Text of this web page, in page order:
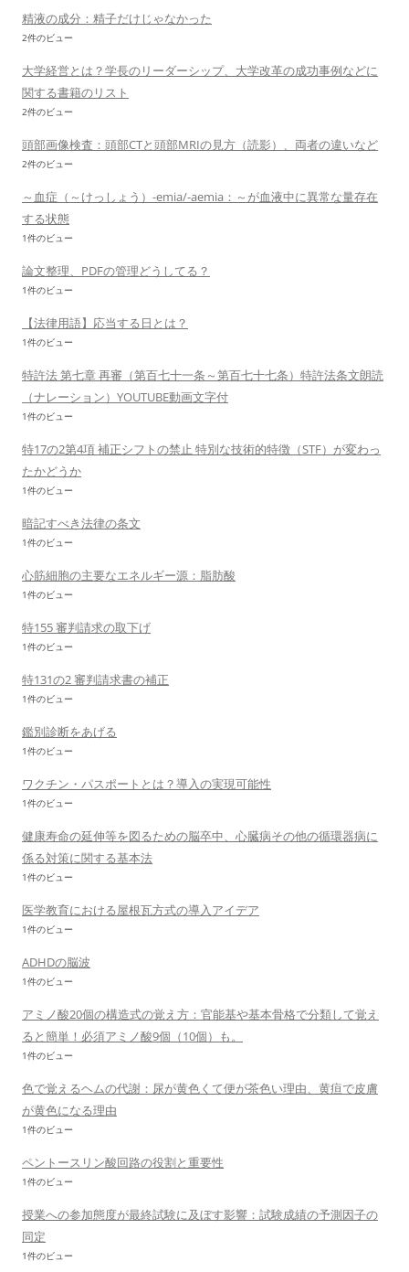
精液の成分：精子だけじゃなかった
2件のビュー
大学経営とは？学長のリーダーシップ、大学改革の成功事例などに
関する書籍のリスト
2件のビュー
頭部画像検査：頭部CTと頭部MRIの見方（読影）、両者の違いなど
2件のビュー
～血症（～けっしょう）-emia/-aemia：～が血液中に異常な量存在
する状態
1件のビュー
論文整理、PDFの管理どうしてる？
1件のビュー
【法律用語】応当する日とは？
1件のビュー
特許法 第七章 再審（第百七十一条～第百七十七条）特許法条文朗読
（ナレーション）YOUTUBE動画文字付
1件のビュー
特17の2第4項 補正シフトの禁止 特別な技術的特徴（STF）が変わっ
たかどうか
1件のビュー
暗記すべき法律の条文
1件のビュー
心筋細胞の主要なエネルギー源：脂肪酸
1件のビュー
特155 審判請求の取下げ
1件のビュー
特131の2 審判請求書の補正
1件のビュー
鑑別診断をあげる
1件のビュー
ワクチン・パスポートとは？導入の実現可能性
1件のビュー
健康寿命の延伸等を図るための脳卒中、心臓病その他の循環器病に
係る対策に関する基本法
1件のビュー
医学教育における屋根瓦方式の導入アイデア
1件のビュー
ADHDの脳波
1件のビュー
アミノ酸20個の構造式の覚え方：官能基や基本骨格で分類して覚え
ると簡単！必須アミノ酸9個（10個）も。
1件のビュー
色で覚えるヘムの代謝：尿が黄色くて便が茶色い理由、黄疸で皮膚
が黄色になる理由
1件のビュー
ペントースリン酸回路の役割と重要性
1件のビュー
授業への参加態度が最終試験に及ぼす影響：試験成績の予測因子の
同定
1件のビュー